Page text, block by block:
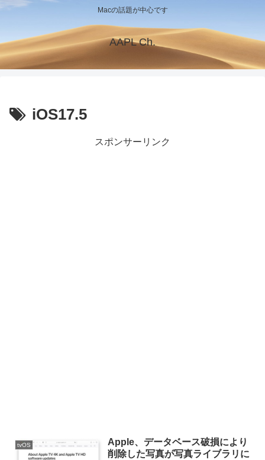
Macの話題が中心です
AAPL Ch.
iOS17.5
スポンサーリンク
tvOS
Apple、データベース破損により
削除した写真が写真ライブラリに